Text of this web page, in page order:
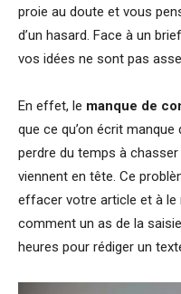
proie au doute et vous
d’un hasard. Face à un
vos idées ne sont pas
En effet, le manque de
que ce qu’on écrit
perdre du temps à
viennent en tête. Ce
effacer votre article et à
comment un as de la
heures pour rédiger un